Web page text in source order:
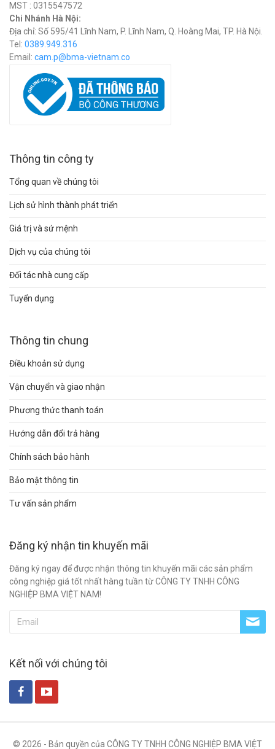
MST : 0315547572
Chi Nhánh Hà Nội:
Địa chỉ: Số 595/41 Lĩnh Nam, P. Lĩnh Nam, Q. Hoàng Mai, TP. Hà Nội.
Tel: 0389.949.316
Email: cam.p@bma-vietnam.co
Thông tin công ty
Tổng quan về chúng tôi
Lịch sử hình thành phát triển
Giá trị và sứ mệnh
Dịch vụ của chúng tôi
Đối tác nhà cung cấp
Tuyển dụng
Thông tin chung
Điều khoản sử dụng
Vận chuyển và giao nhận
Phương thức thanh toán
Hướng dẫn đổi trả hàng
Chính sách bảo hành
Bảo mật thông tin
Tư vấn sản phẩm
Đăng ký nhận tin khuyến mãi
Đăng ký ngay để được nhận thông tin khuyến mãi các sản phẩm
công nghiệp giá tốt nhất hàng tuần từ CÔNG TY TNHH CÔNG
NGHIỆP BMA VIỆT NAM!
Kết nối với chúng tôi
© 2026 - Bản quyền của CÔNG TY TNHH CÔNG NGHIỆP BMA VIỆT